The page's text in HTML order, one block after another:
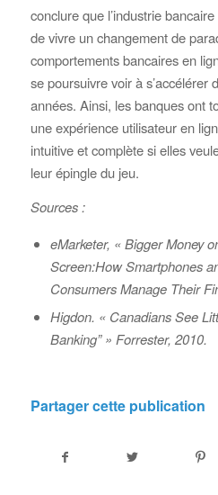
conclure que l’industrie
de vivre un changement de
comportements bancaires en
se poursuivre voir à s’accélérer
années. Ainsi, les banques ont
une expérience utilisateur en
intuitive et complète si elles
leur épingle du jeu.
Sources :
eMarketer, « Bigger Money
Screen:How Smartphones
Consumers Manage Their
Higdon. « Canadians See
Banking” » Forrester, 2010.
Partager cette publication